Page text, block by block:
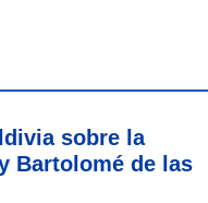
sobre la
Bartolomé de las